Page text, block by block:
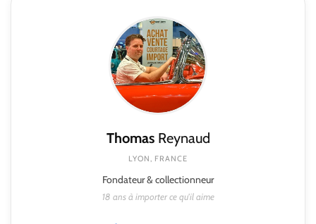
ThomasReynaud
LYON, FRANCE
Fondateur & collectionneur
18 ans à importer ce qu'il aime